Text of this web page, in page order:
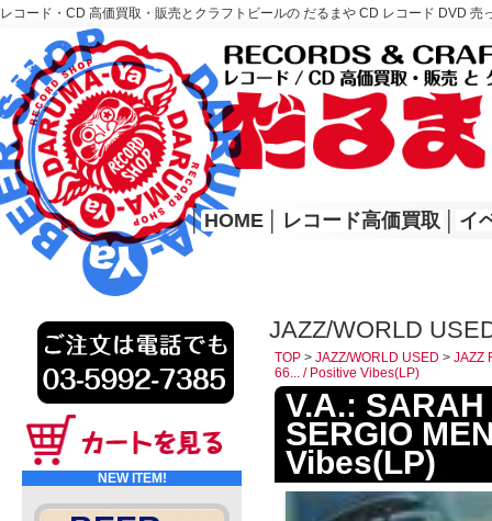
レコード・CD 高価買取・販売とクラフトビールの だるまや CD レコード DVD
レコード高価買取はこちら
HOME
│ HOME レコード高価買取 イ
NEW ITEM!
JAZZ/WORLD
TOP > JAZZ/WORLD USED > JAZZ
66... / Positive Vibes(LP)
V.A.:
SERGIO
Vibes(LP)